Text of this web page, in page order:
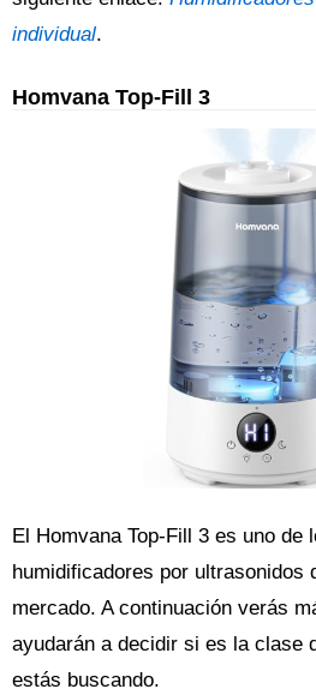
individual.
Homvana Top-Fill 3
El Homvana Top-Fill 3 es uno de
humidificadores por ultrasonidos
mercado. A continuación verás
ayudarán a decidir si es la clase
estás buscando.